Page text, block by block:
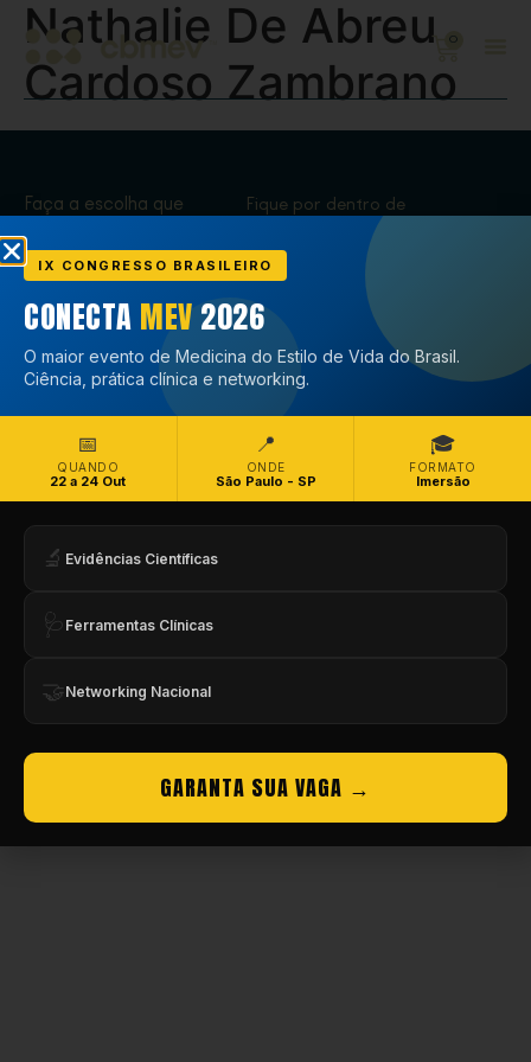
0
Nathalie De Abreu
Cardoso Zambrano
Faça a escolha que
transforma,
Associe-se
Associe-se
Fique por dentro de
tudo que acontece
no CBMEV
IX CONGRESSO BRASILEIRO
CONECTA MEV 2026
O maior evento de Medicina do Estilo de Vida do Brasil.
Ciência, prática clínica e networking.
📅
QUANDO
22 a 24 Out
📍
ONDE
São Paulo - SP
🎓
FORMATO
Imersão
🔬 Evidências Científicas
🩺 Ferramentas Clínicas
🤝 Networking Nacional
GARANTA SUA VAGA →